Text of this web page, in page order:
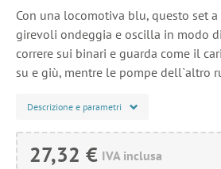
Con una locomotiva blu, questo set
girevoli ondeggia e oscilla in modo
correre sui binari e guarda come il
su e giù, mentre le pompe dell`altro
Descrizione e parametri
27,32 € IVA inclusa